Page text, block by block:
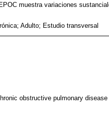
muestra variaciones
Adulto; Estudio transversal
obstructive pulmonary